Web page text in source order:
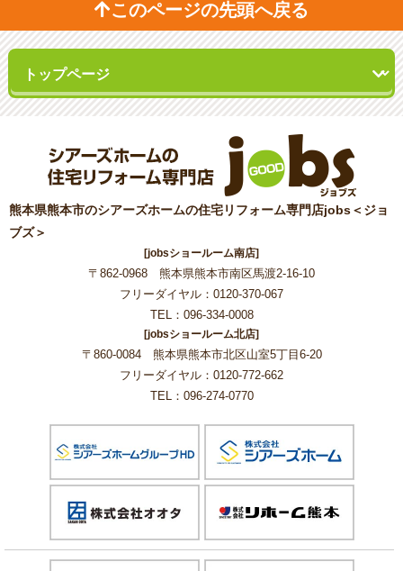
このページの先頭へ戻る
熊本県熊本市のシアーズホームの住宅リフォーム専門店jobs＜ジョ
ブズ＞
[jobsショールーム南店]
〒862-0968 熊本県熊本市南区馬渡2-16-10
フリーダイヤル：0120-370-067
TEL：096-334-0008
[jobsショールーム北店]
〒860-0084 熊本県熊本市北区山室5丁目6-20
フリーダイヤル：0120-772-662
TEL：096-274-0770